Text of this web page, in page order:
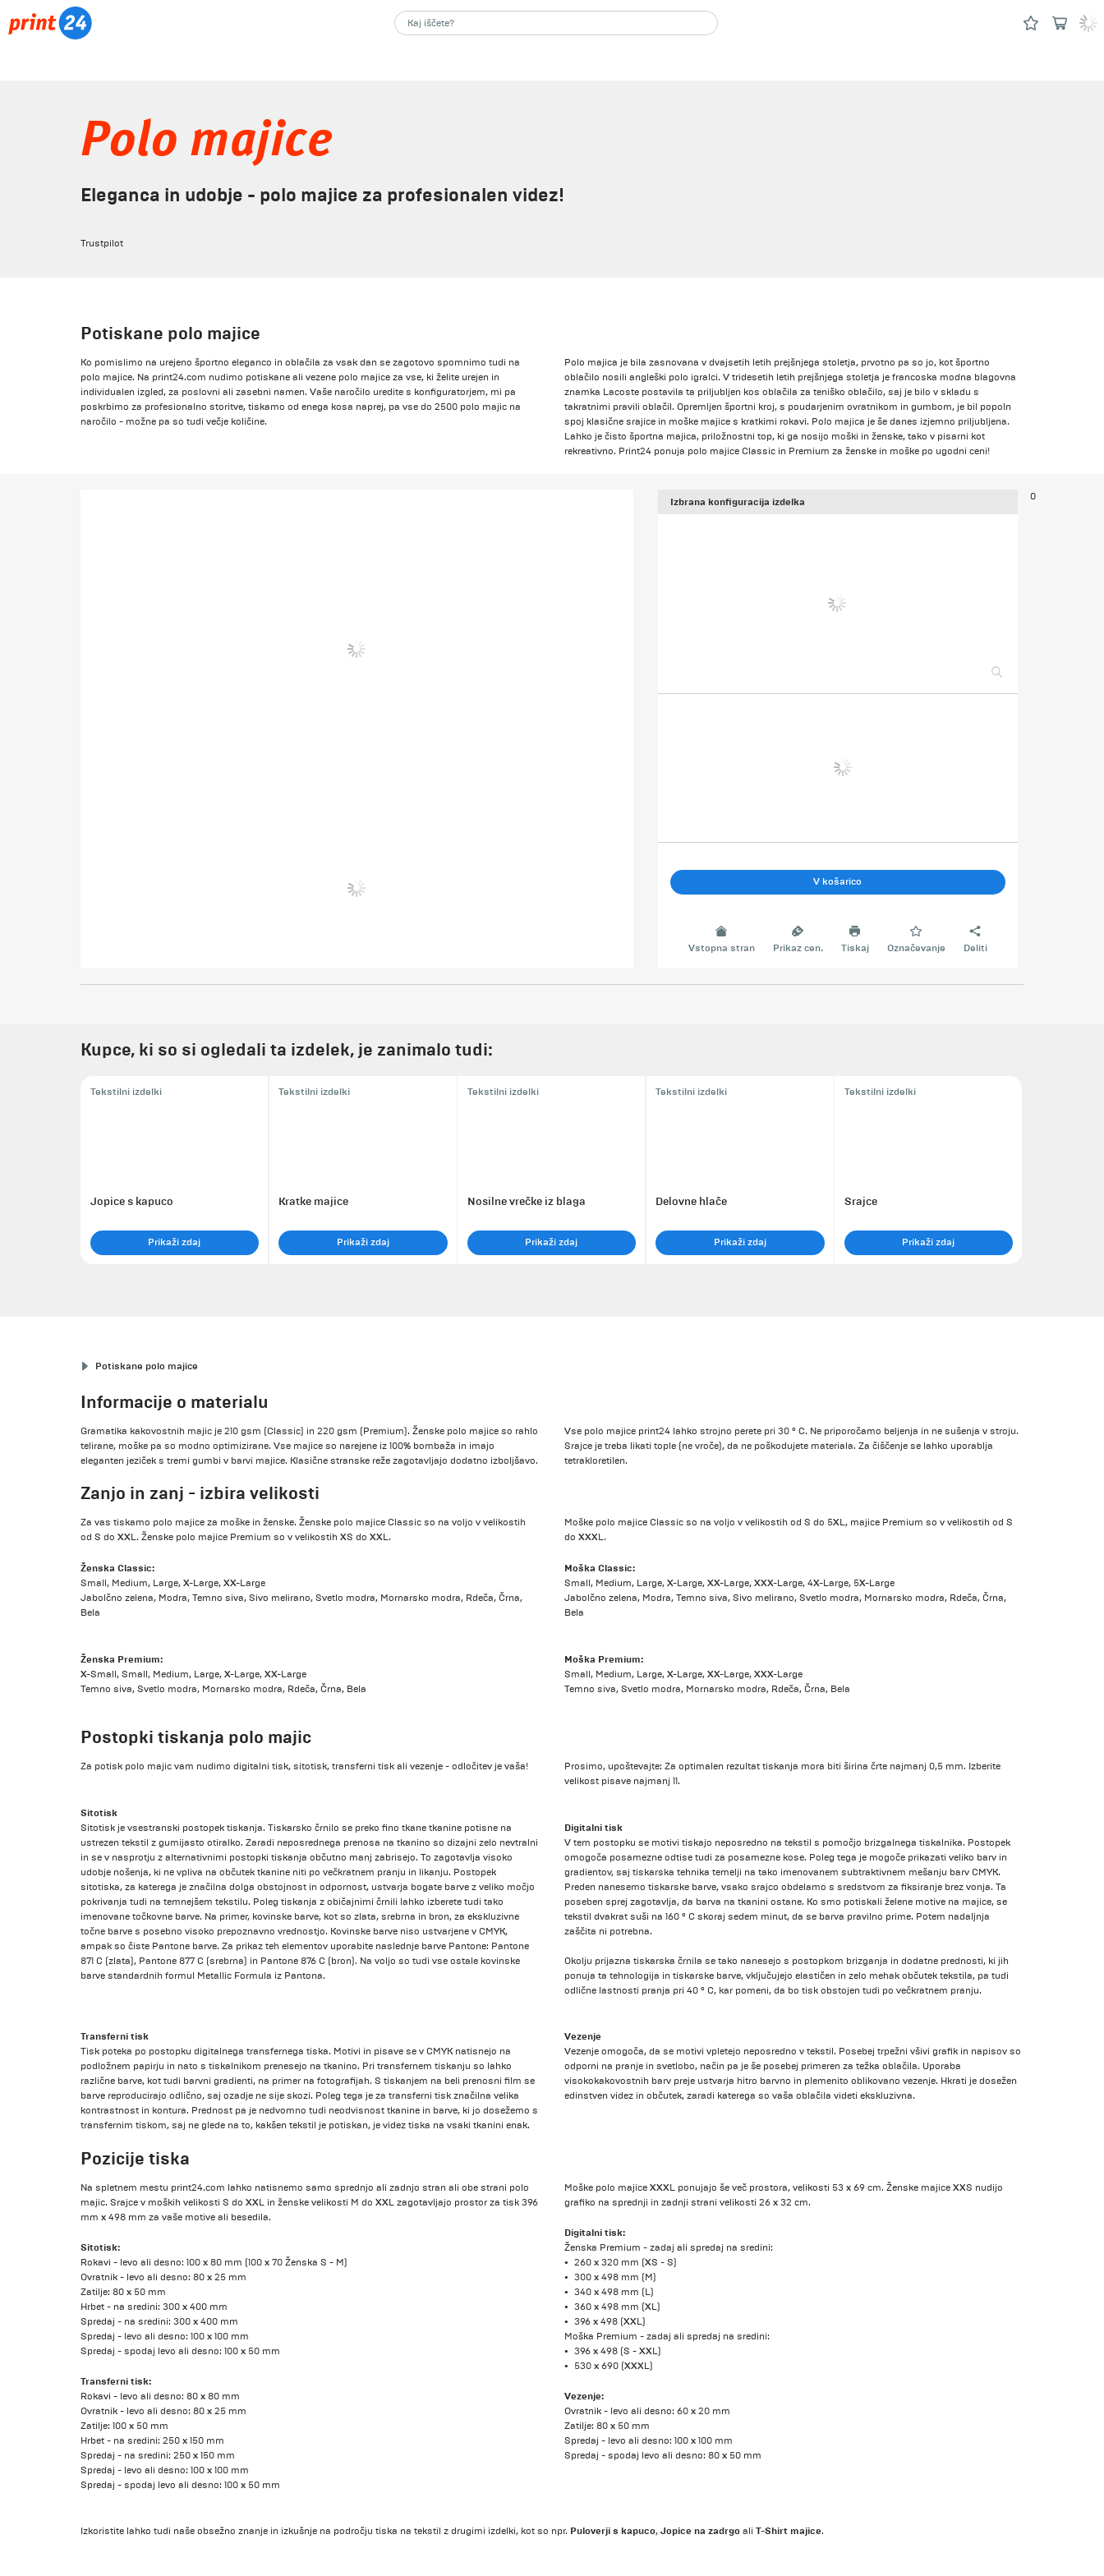
Polo majice
Eleganca in udobje - polo majice za profesionalen videz!
Trustpilot
Potiskane polo majice
Ko pomislimo na urejeno športno eleganco in oblačila za vsak dan se zagotovo spomnimo tudi na
polo majice. Na print24.com nudimo potiskane ali vezene polo majice za vse, ki želite urejen in
individualen izgled, za poslovni ali zasebni namen. Vaše naročilo uredite s konfiguratorjem, mi pa
poskrbimo za profesionalno storitve, tiskamo od enega kosa naprej, pa vse do 2500 polo majic na
naročilo - možne pa so tudi večje količine.
Polo majica je bila zasnovana v dvajsetih letih prejšnjega stoletja, prvotno pa so jo, kot športno
oblačilo nosili angleški polo igralci. V tridesetih letih prejšnjega stoletja je francoska modna blagovna
znamka Lacoste postavila ta priljubljen kos oblačila za teniško oblačilo, saj je bilo v skladu s
takratnimi pravili oblačil. Opremljen športni kroj, s poudarjenim ovratnikom in gumbom, je bil popoln
spoj klasične srajice in moške majice s kratkimi rokavi. Polo majica je še danes izjemno priljubljena.
Lahko je čisto športna majica, priložnostni top, ki ga nosijo moški in ženske, tako v pisarni kot
rekreativno. Print24 ponuja polo majice Classic in Premium za ženske in moške po ugodni ceni!
Izbrana konfiguracija izdelka
V košarico
Vstopna stran Prikaz cen. Tiskaj Označevanje Deliti
0
Kupce, ki so si ogledali ta izdelek, je zanimalo tudi:
Tekstilni izdelki
Jopice s kapuco
Prikaži zdaj
Tekstilni izdelki
Kratke majice
Prikaži zdaj
Tekstilni izdelki
Nosilne vrečke iz blaga
Prikaži zdaj
Tekstilni izdelki
Delovne hlače
Prikaži zdaj
Tekstilni izdelki
Srajce
Prikaži zdaj
Potiskane polo majice
Informacije o materialu
Gramatika kakovostnih majic je 210 gsm (Classic) in 220 gsm (Premium). Ženske polo majice so rahlo
telirane, moške pa so modno optimizirane. Vse majice so narejene iz 100% bombaža in imajo
eleganten jeziček s tremi gumbi v barvi majice. Klasične stranske reže zagotavljajo dodatno izboljšavo.
Vse polo majice print24 lahko strojno perete pri 30 ° C. Ne priporočamo beljenja in ne sušenja v stroju.
Srajce je treba likati tople (ne vroče), da ne poškodujete materiala. Za čiščenje se lahko uporablja
tetrakloretilen.
Zanjo in zanj - izbira velikosti
Za vas tiskamo polo majice za moške in ženske. Ženske polo majice Classic so na voljo v velikostih
od S do XXL. Ženske polo majice Premium so v velikostih XS do XXL.
Ženska Classic:
Small, Medium, Large, X-Large, XX-Large
Jabolčno zelena, Modra, Temno siva, Sivo melirano, Svetlo modra, Mornarsko modra, Rdeča, Črna,
Bela
Moške polo majice Classic so na voljo v velikostih od S do 5XL, majice Premium so v velikostih od S
do XXXL.
Moška Classic:
Small, Medium, Large, X-Large, XX-Large, XXX-Large, 4X-Large, 5X-Large
Jabolčno zelena, Modra, Temno siva, Sivo melirano, Svetlo modra, Mornarsko modra, Rdeča, Črna,
Bela
Ženska Premium:
X-Small, Small, Medium, Large, X-Large, XX-Large
Temno siva, Svetlo modra, Mornarsko modra, Rdeča, Črna, Bela
Moška Premium:
Small, Medium, Large, X-Large, XX-Large, XXX-Large
Temno siva, Svetlo modra, Mornarsko modra, Rdeča, Črna, Bela
Postopki tiskanja polo majic
Za potisk polo majic vam nudimo digitalni tisk, sitotisk, transferni tisk ali vezenje - odločitev je vaša!
Sitotisk
Sitotisk je vsestranski postopek tiskanja. Tiskarsko črnilo se preko fino tkane tkanine potisne na
ustrezen tekstil z gumijasto otiralko. Zaradi neposrednega prenosa na tkanino so dizajni zelo nevtralni
in se v nasprotju z alternativnimi postopki tiskanja občutno manj zabrisejo. To zagotavlja visoko
udobje nošenja, ki ne vpliva na občutek tkanine niti po večkratnem pranju in likanju. Postopek
sitotiska, za katerega je značilna dolga obstojnost in odpornost, ustvarja bogate barve z veliko močjo
pokrivanja tudi na temnejšem tekstilu. Poleg tiskanja z običajnimi črnili lahko izberete tudi tako
imenovane točkovne barve. Na primer, kovinske barve, kot so zlata, srebrna in bron, za ekskluzivne
točne barve s posebno visoko prepoznavno vrednostjo. Kovinske barve niso ustvarjene v CMYK,
ampak so čiste Pantone barve. Za prikaz teh elementov uporabite naslednje barve Pantone: Pantone
871 C (zlata), Pantone 877 C (srebrna) in Pantone 876 C (bron). Na voljo so tudi vse ostale kovinske
barve standardnih formul Metallic Formula iz Pantona.
Prosimo, upoštevajte: Za optimalen rezultat tiskanja mora biti širina črte najmanj 0,5 mm. Izberite
velikost pisave najmanj 11.
Digitalni tisk
V tem postopku se motivi tiskajo neposredno na tekstil s pomočjo brizgalnega tiskalnika. Postopek
omogoča posamezne odtise tudi za posamezne kose. Poleg tega je mogoče prikazati veliko barv in
gradientov, saj tiskarska tehnika temelji na tako imenovanem subtraktivnem mešanju barv CMYK.
Preden nanesemo tiskarske barve, vsako srajco obdelamo s sredstvom za fiksiranje brez vonja. Ta
poseben sprej zagotavlja, da barva na tkanini ostane. Ko smo potiskali želene motive na majice, se
tekstil dvakrat suši na 160 ° C skoraj sedem minut, da se barva pravilno prime. Potem nadaljnja
zaščita ni potrebna.
Okolju prijazna tiskarska črnila se tako nanesejo s postopkom brizganja in dodatne prednosti, ki jih
ponuja ta tehnologija in tiskarske barve, vključujejo elastičen in zelo mehak občutek tekstila, pa tudi
odlične lastnosti pranja pri 40 ° C, kar pomeni, da bo tisk obstojen tudi po večkratnem pranju.
Transferni tisk
Tisk poteka po postopku digitalnega transfernega tiska. Motivi in pisave se v CMYK natisnejo na
podložnem papirju in nato s tiskalnikom prenesejo na tkanino. Pri transfernem tiskanju so lahko
različne barve, kot tudi barvni gradienti, na primer na fotografijah. S tiskanjem na beli prenosni film se
barve reproducirajo odlično, saj ozadje ne sije skozi. Poleg tega je za transferni tisk značilna velika
kontrastnost in kontura. Prednost pa je nedvomno tudi neodvisnost tkanine in barve, ki jo dosežemo s
transfernim tiskom, saj ne glede na to, kakšen tekstil je potiskan, je videz tiska na vsaki tkanini enak.
Vezenje
Vezenje omogoča, da se motivi vpletejo neposredno v tekstil. Posebej trpežni všivi grafik in napisov so
odporni na pranje in svetlobo, način pa je še posebej primeren za težka oblačila. Uporaba
visokokakovostnih barv preje ustvarja hitro barvno in plemenito oblikovano vezenje. Hkrati je dosežen
edinstven videz in občutek, zaradi katerega so vaša oblačila videti ekskluzivna.
Pozicije tiska
Na spletnem mestu print24.com lahko natisnemo samo sprednjo ali zadnjo stran ali obe strani polo
majic. Srajce v moških velikosti S do XXL in ženske velikosti M do XXL zagotavljajo prostor za tisk 396
mm x 498 mm za vaše motive ali besedila.
Sitotisk:
Rokavi - levo ali desno: 100 x 80 mm (100 x 70 Ženska S - M)
Ovratnik - levo ali desno: 80 x 25 mm
Zatilje: 80 x 50 mm
Hrbet - na sredini: 300 x 400 mm
Spredaj - na sredini: 300 x 400 mm
Spredaj - levo ali desno: 100 x 100 mm
Spredaj - spodaj levo ali desno: 100 x 50 mm
Transferni tisk:
Rokavi - levo ali desno: 80 x 80 mm
Ovratnik - levo ali desno: 80 x 25 mm
Zatilje: 100 x 50 mm
Hrbet - na sredini: 250 x 150 mm
Spredaj - na sredini: 250 x 150 mm
Spredaj - levo ali desno: 100 x 100 mm
Spredaj - spodaj levo ali desno: 100 x 50 mm
Moške polo majice XXXL ponujajo še več prostora, velikosti 53 x 69 cm. Ženske majice XXS nudijo
grafiko na sprednji in zadnji strani velikosti 26 x 32 cm.
Digitalni tisk:
Ženska Premium - zadaj ali spredaj na sredini:
260 x 320 mm (XS - S)
300 x 498 mm (M)
340 x 498 mm (L)
360 x 498 mm (XL)
396 x 498 (XXL)
Moška Premium - zadaj ali spredaj na sredini:
396 x 498 (S - XXL)
530 x 690 (XXXL)
Vezenje:
Ovratnik - levo ali desno: 60 x 20 mm
Zatilje: 80 x 50 mm
Spredaj - levo ali desno: 100 x 100 mm
Spredaj - spodaj levo ali desno: 80 x 50 mm
Izkoristite lahko tudi naše obsežno znanje in izkušnje na področju tiska na tekstil z drugimi izdelki, kot so npr. Puloverji s kapuco,Jopice na zadrgo aliT-Shirt majice.